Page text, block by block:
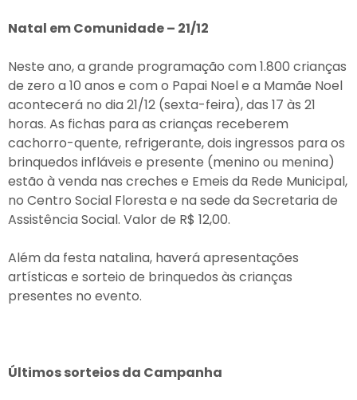
Natal em Comunidade – 21/12
Neste ano, a grande programação com 1.800 crianças
de zero a 10 anos e com o Papai Noel e a Mamãe Noel
acontecerá no dia 21/12 (sexta-feira), das 17 às 21
horas. As fichas para as crianças receberem
cachorro-quente, refrigerante, dois ingressos para os
brinquedos infláveis e presente (menino ou menina)
estão à venda nas creches e Emeis da Rede Municipal,
no Centro Social Floresta e na sede da Secretaria de
Assistência Social. Valor de R$ 12,00.
Além da festa natalina, haverá apresentações
artísticas e sorteio de brinquedos às crianças
presentes no evento.
Últimos sorteios da Campanha